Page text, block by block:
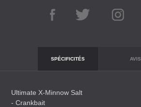
SPÉCIFICITÉS AVIS
Ultimate X-Minnow Salt
- Crankbait